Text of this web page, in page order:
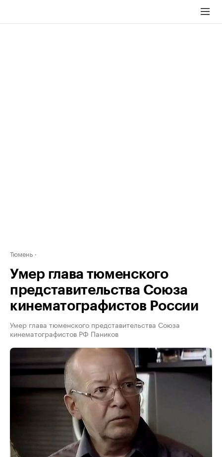
Тюмень
Умер глава тюменского
представительства Союза
кинематографистов России
Умер глава тюменского представительства Союза
кинематографистов РФ Паников